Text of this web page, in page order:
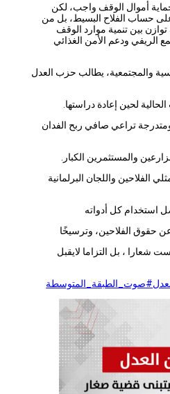
الوقف واجب، لكن
الفلاح البسيط، بل من
تنمية موارد الوقف
ودعم الأمن الغذائي
يطالب حزب العدل
لحين إعادة دراستها.
تراعي صافي ربح الفدان
والمستثمرين الكبار.
واللجان البرلمانية
كل أدواته
الفلاحين، وترسيخًا
، بل التزاما لايقبل